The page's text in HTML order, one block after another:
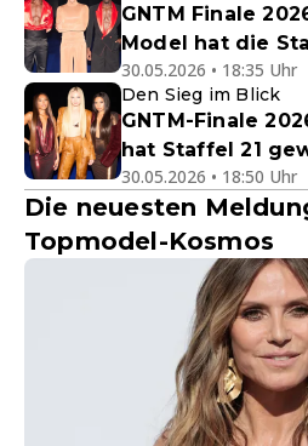
GNTM Finale
Model hat die
30.05.2026 • 18:35 Uhr
Den Sieg im Blick
GNTM-Finale
hat Staffel 21
30.05.2026 • 18:50 Uhr
Die neuesten
Topmodel-Kosmos